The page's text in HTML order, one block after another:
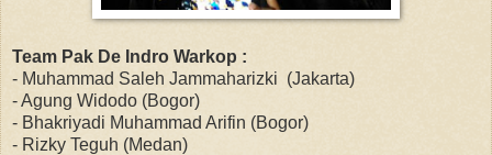
Team Pak De Indro Warkop :
- Muhammad Saleh Jammaharizki (Jakarta)
- Agung Widodo (Bogor)
- Bhakriyadi Muhammad Arifin (Bogor)
- Rizky Teguh (Medan)